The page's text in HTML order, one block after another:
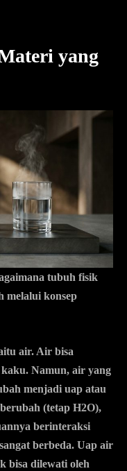
yang
tubuh fisik
melalui konsep
air. Air bisa
Namun, air yang
menjadi uap atau
(tetap H2O),
berinteraksi
berbeda. Uap air
bisa dilewati oleh